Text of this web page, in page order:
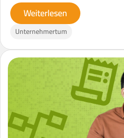
Weiterlesen
Unternehmertum